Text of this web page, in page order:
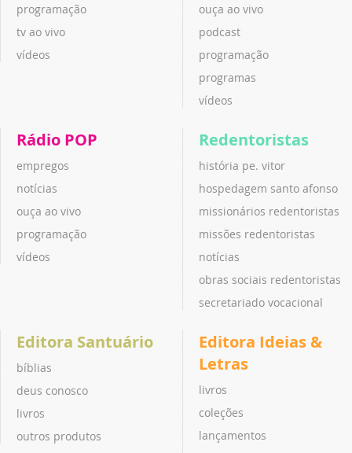
programação
tv ao vivo
vídeos
ouça ao vivo
podcast
programação
programas
vídeos
Rádio POP
empregos
notícias
ouça ao vivo
programação
vídeos
Redentoristas
história pe. vitor
hospedagem santo afonso
missionários redentoristas
missões redentoristas
notícias
obras sociais redentoristas
secretariado vocacional
Editora Santuário
bíblias
deus conosco
livros
outros produtos
Editora Ideias &
Letras
livros
coleções
lançamentos